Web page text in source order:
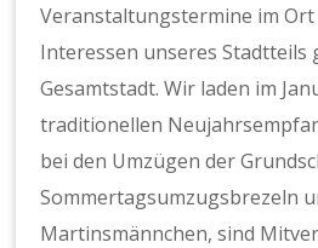
Veranstaltungstermine im
Interessen unseres Stadtteils
Gesamtstadt. Wir laden im
traditionellen
bei den Umzügen der
Sommertagsumzugsbrezeln
Martinsmännchen, sind